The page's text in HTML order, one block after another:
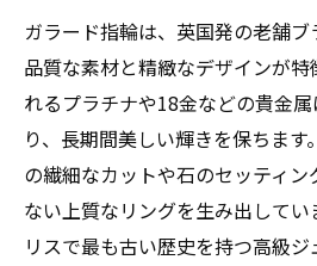
たい売却の流れとコツ
知って得する！ガラード指
問とその回答まとめ
ガラード指輪の高価買取ポ
なたの指輪が輝きを増す理
ガラード指輪は、英国発の老舗
品質な素材と精緻なデザインが特
れるプラチナや18金などの貴金
り、長期間美しい輝きを保ちます
の繊細なカットや石のセッティ
ない上質なリングを生み出して
リスで最も古い歴史を持つ高級